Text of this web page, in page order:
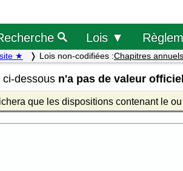
Lois ▼
★ Lois non-codifiées :Chapitres annuels
ci-dessous n'a pas de valeur
que les dispositions contenant le